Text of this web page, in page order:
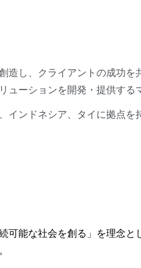
造し、クライアントの成功
ーションを開発・提供する
ンドネシア、タイに拠点を
能な社会を創る」を理念